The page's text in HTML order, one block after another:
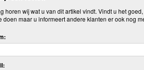
horen wij wat u van dit artikel vindt. Vindt u het
doen maar u informeert andere klanten er ook nog